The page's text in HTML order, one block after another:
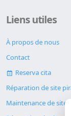
Liens utiles
À propos de nous
Contact
Reserva cita
Réparation de site
Maintenance de site